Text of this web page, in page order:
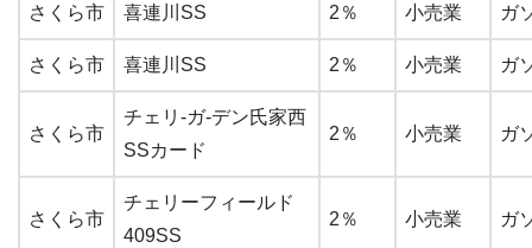
さくら市 喜連川SS 2％ 小売業 ガ
さくら市 喜連川SS 2％ 小売業 ガ
さくら市
チェリ-ガ-デン氏家西
SSカード
2％ 小売業 ガ
さくら市
チェリーフィールド
409SS
2％ 小売業 ガ